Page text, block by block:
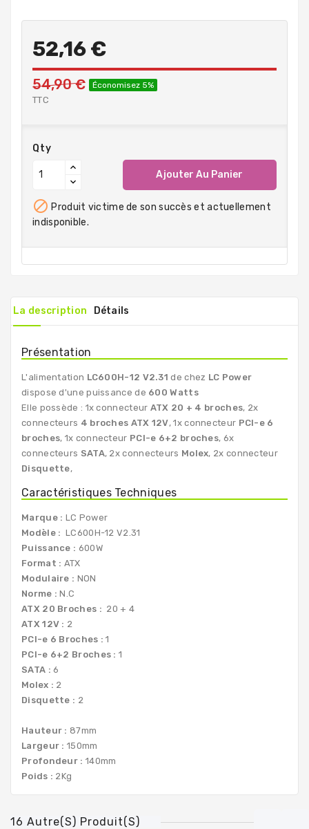
52,16 €
54,90 € Économisez 5%
TTC
Qty
Ajouter Au Panier
 Produit victime de son succès et actuellement
indisponible.
La description Détails
Présentation
L'alimentation LC600H-12 V2.31 de chez LC Power
dispose d'une puissance de 600 Watts
Elle possède : 1x connecteur ATX 20 + 4 broches, 2x
connecteurs 4 broches ATX 12V, 1x connecteur PCI-e 6
broches, 1x connecteur PCI-e 6+2 broches, 6x
connecteurs SATA, 2x connecteurs Molex, 2x connecteur
Disquette,
Caractéristiques Techniques
Marque : LC Power
Modèle : LC600H-12 V2.31
Puissance : 600W
Format : ATX
Modulaire : NON
Norme :N.C
ATX 20 Broches : 20 + 4
ATX 12V : 2
PCI-e 6 Broches :1
PCI-e 6+2 Broches : 1
SATA : 6
Molex : 2
Disquette : 2
Hauteur : 87mm
Largeur : 150mm
Profondeur : 140mm
Poids : 2Kg
16 Autre(s) Produit(s)